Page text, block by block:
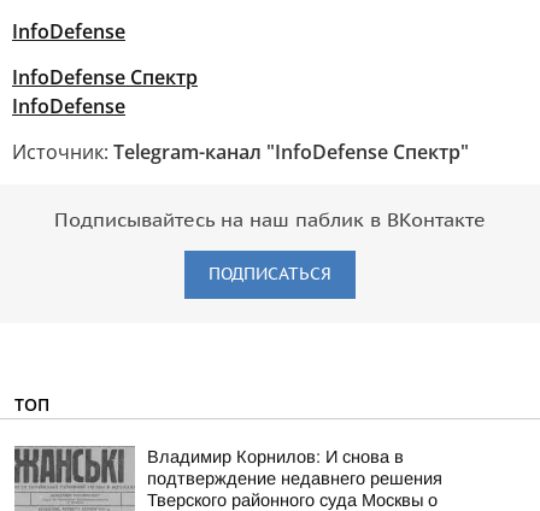
InfoDefense
InfoDefense Спектр
InfoDefense
Источник: Telegram-канал "InfoDefense Спектр"
Подписывайтесь на наш паблик в ВКонтакте
ПОДПИСАТЬСЯ
ТОП
Владимир Корнилов: И снова в
подтверждение недавнего решения
Тверского районного суда Москвы о